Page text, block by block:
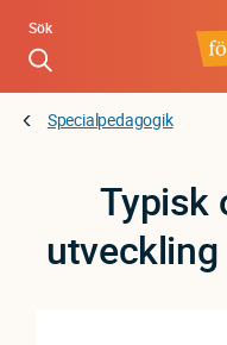
Hoppa
huvudinnehåll
Sök
Specialpedagogik
Typisk